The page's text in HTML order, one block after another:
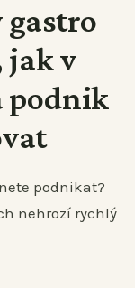
gastro
jak v
podnik
podnikat?
nehrozí rychlý